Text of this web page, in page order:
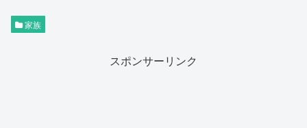
家族
スポンサーリンク